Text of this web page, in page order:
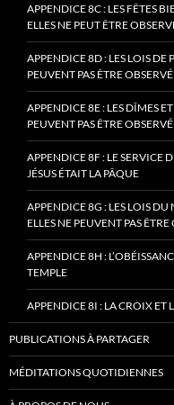
APPENDICE 8C : LES FÊTES
ELLES NE PEUT ÊTRE
APPENDICE 8D : LES LOIS
PEUVENT PAS ÊTRE
APPENDICE 8E : LES DÎMES
PEUVENT PAS ÊTRE
APPENDICE 8F : LE SERVICE
JÉSUS ÉTAIT LA PÂQUE
APPENDICE 8G : LES LOIS
ELLES NE PEUVENT PAS
APPENDICE 8H :
TEMPLE
APPENDICE 8I : LA CROIX ET
PUBLICATIONS À PARTAGER
MÉDITATIONS QUOTIDIENNES